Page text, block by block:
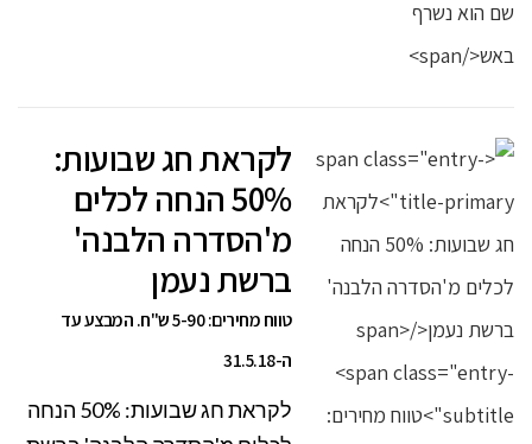
לקראת חג שבועות:
50% הנחה לכלים
מ'הסדרה הלבנה'
ברשת נעמן
טווח מחירים: 5-90 ש"ח. המבצע עד
ה-31.5.18
לקראת חג שבועות: 50% הנחה